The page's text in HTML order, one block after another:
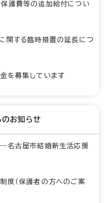
護費等の追加給付につい
関する臨時措置の延長につ
を募集しています
お知らせ
名古屋市結婚新生活応援
度（保護者の方へのご案